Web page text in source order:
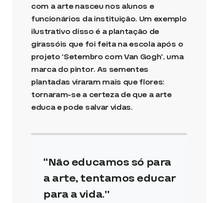
com a arte nasceu nos alunos e
funcionários da instituição. Um exemplo
ilustrativo disso é a plantação de
girassóis que foi feita na escola após o
projeto ‘Setembro com Van Gogh’, uma
marca do pintor. As sementes
plantadas viraram mais que flores:
tornaram-se a certeza de que a arte
educa e pode salvar vidas.
Não educamos só para
a arte, tentamos educar
para a vida.